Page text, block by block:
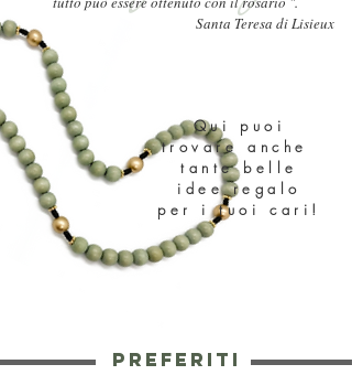
Santa Teresa di Lisieux
Qui puoi
trovare anche
tante belle
idee regalo
per i tuoi cari!
PREFERITI